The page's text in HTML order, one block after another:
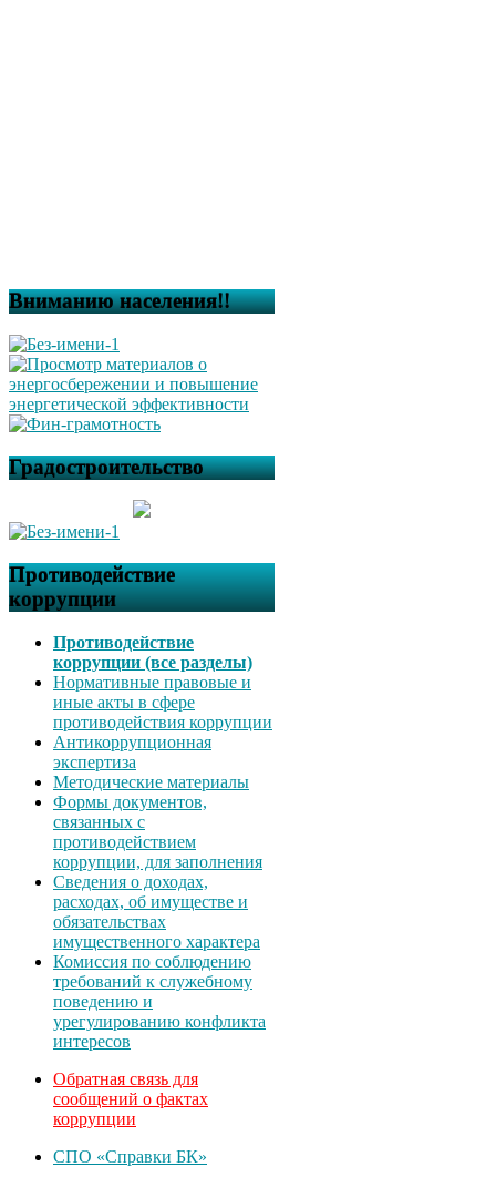
Вниманию населения!!
Градостроительство
Противодействие
коррупции
Противодействие
коррупции (все разделы)
Нормативные правовые и
иные акты в сфере
противодействия коррупции
Антикоррупционная
экспертиза
Методические материалы
Формы документов,
связанных с
противодействием
коррупции, для заполнения
Сведения о доходах,
расходах, об имуществе и
обязательствах
имущественного характера
Комиссия по соблюдению
требований к служебному
поведению и
урегулированию конфликта
интересов
Обратная связь для
сообщений о фактах
коррупции
СПО «Справки БК»